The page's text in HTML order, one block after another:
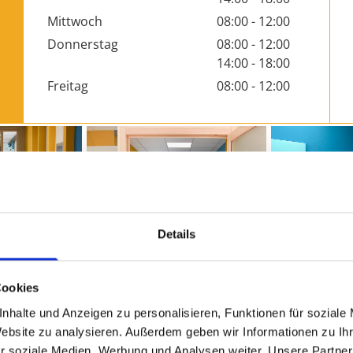
Details
und Anzeigen zu personalisieren, Funktionen für soziale
zu analysieren. Außerdem geben wir Informationen zu
Mittwoch
08:00 - 12:00
Donnerstag
08:00 - 12:00
14:00 - 18:00
Freitag
08:00 - 12:00